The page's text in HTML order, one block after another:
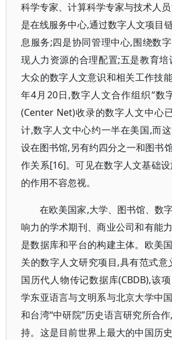
科学专家、计算科学专家与技术人
是在线服务中心,通过数字人文项目
息服务;四是协同管理中心,围绕数
现人力资源的合理配置;五是教育
大众的数字人文意识和相关工作技
年4月20日,数字人文合作组织“数
(Center Net)收录的数字人文中心
计,数字人文中心约一半在美国,而
设在图书馆,另有约四分之一和图书
作关系[16]。可见在数字人文基础
的作用不容忽视。
在欧美国家,大学、图书馆、数
响力的学术期刊、商业公司和有能
是数据库和平台的构建主体。欧美
关的数字人文研究项目,具有范式意
国历代人物传记数据库(CBDB),该
学东亚语言与文明系与北京大学中
和台湾“中研院”历史语言研究所合
持。这是目前世界上最大的中国历